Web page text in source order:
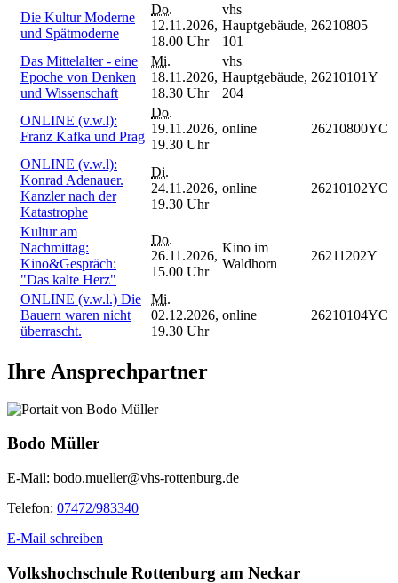
Die Kultur Moderne
und Spätmoderne
Do.
12.11.2026,
18.00 Uhr
vhs
Hauptgebäude,
101
26210805
Das Mittelalter - eine
Epoche von Denken
und Wissenschaft
Mi.
18.11.2026,
18.30 Uhr
vhs
Hauptgebäude,
204
26210101Y
ONLINE (v.w.l):
Franz Kafka und Prag
Do.
19.11.2026,
19.30 Uhr
online 26210800YC
ONLINE (v.w.l):
Konrad Adenauer.
Kanzler nach der
Katastrophe
Di.
24.11.2026,
19.30 Uhr
online 26210102YC
Kultur am
Nachmittag:
Kino&Gespräch:
"Das kalte Herz"
Do.
26.11.2026,
15.00 Uhr
Kino im
Waldhorn
26211202Y
ONLINE (v.w.l.) Die
Bauern waren nicht
überrascht.
Mi.
02.12.2026,
19.30 Uhr
online 26210104YC
Ihre Ansprechpartner
Bodo Müller
E-Mail: bodo.mueller@vhs-rottenburg.de
Telefon: 07472/983340
E-Mail schreiben
Volkshochschule Rottenburg am Neckar